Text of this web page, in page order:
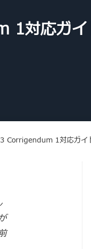
対応ガイ
Corrigendum 1対応ガイ